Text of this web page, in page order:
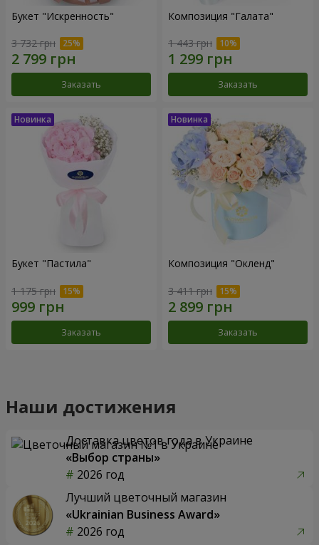
Букет "Искренность"
3 732 грн
Заказать
Композиция "Галата"
1 443 грн
Заказать
Букет "Пастила"
1 175 грн
Заказать
Композиция "Окленд"
3 411 грн
Заказать
Наши достижения
Доставка цветов года в Украине
«Выбор страны»
2026 год
Лучший цветочный магазин
«Ukrainian Business Award»
2026 год